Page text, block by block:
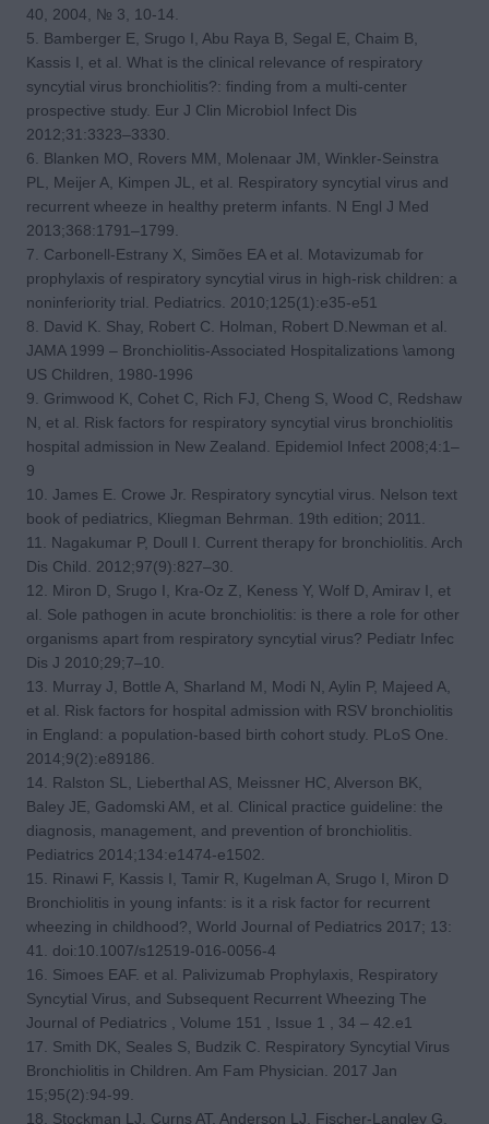
40, 2004, № 3, 10-14.
5. Bamberger E, Srugo I, Abu Raya B, Segal E, Chaim B,
Kassis I, et al. What is the clinical relevance of respiratory
syncytial virus bronchiolitis?: finding from a multi-center
prospective study. Eur J Clin Microbiol Infect Dis
2012;31:3323–3330.
6. Blanken MO, Rovers MM, Molenaar JM, Winkler-Seinstra
PL, Meijer A, Kimpen JL, et al. Respiratory syncytial virus and
recurrent wheeze in healthy preterm infants. N Engl J Med
2013;368:1791–1799.
7. Carbonell-Estrany X, Simões EA et al. Motavizumab for
prophylaxis of respiratory syncytial virus in high-risk children: a
noninferiority trial. Pediatrics. 2010;125(1):e35-e51
8. David K. Shay, Robert C. Holman, Robert D.Newman et al.
JAMA 1999 – Bronchiolitis-Associated Hospitalizations \among
US Children, 1980-1996
9. Grimwood K, Cohet C, Rich FJ, Cheng S, Wood C, Redshaw
N, et al. Risk factors for respiratory syncytial virus bronchiolitis
hospital admission in New Zealand. Epidemiol Infect 2008;4:1–
9
10. James E. Crowe Jr. Respiratory syncytial virus. Nelson text
book of pediatrics, Kliegman Behrman. 19th edition; 2011.
11. Nagakumar P, Doull I. Current therapy for bronchiolitis. Arch
Dis Child. 2012;97(9):827–30.
12. Miron D, Srugo I, Kra-Oz Z, Keness Y, Wolf D, Amirav I, et
al. Sole pathogen in acute bronchiolitis: is there a role for other
organisms apart from respiratory syncytial virus? Pediatr Infec
Dis J 2010;29;7–10.
13. Murray J, Bottle A, Sharland M, Modi N, Aylin P, Majeed A,
et al. Risk factors for hospital admission with RSV bronchiolitis
in England: a population-based birth cohort study. PLoS One.
2014;9(2):e89186.
14. Ralston SL, Lieberthal AS, Meissner HC, Alverson BK,
Baley JE, Gadomski AM, et al. Clinical practice guideline: the
diagnosis, management, and prevention of bronchiolitis.
Pediatrics 2014;134:e1474-e1502.
15. Rinawi F, Kassis I, Tamir R, Kugelman A, Srugo I, Miron D
Bronchiolitis in young infants: is it a risk factor for recurrent
wheezing in childhood?, World Journal of Pediatrics 2017; 13:
41. doi:10.1007/s12519-016-0056-4
16. Simoes EAF. et al. Palivizumab Prophylaxis, Respiratory
Syncytial Virus, and Subsequent Recurrent Wheezing The
Journal of Pediatrics , Volume 151 , Issue 1 , 34 – 42.e1
17. Smith DK, Seales S, Budzik C. Respiratory Syncytial Virus
Bronchiolitis in Children. Am Fam Physician. 2017 Jan
15;95(2):94-99.
18. Stockman LJ, Curns AT, Anderson LJ, Fischer-Langley G.